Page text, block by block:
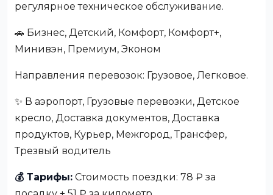
регулярное техническое обслуживание.
🚗 Бизнес, Детский, Комфорт, Комфорт+,
Минивэн, Премиум, Эконом
Направления перевозок: Грузовое, Легковое.
✨ В аэропорт, Грузовые перевозки, Детское
кресло, Доставка документов, Доставка
продуктов, Курьер, Межгород, Трансфер,
Трезвый водитель
💰 Тарифы: Стоимость поездки: 78 ₽ за